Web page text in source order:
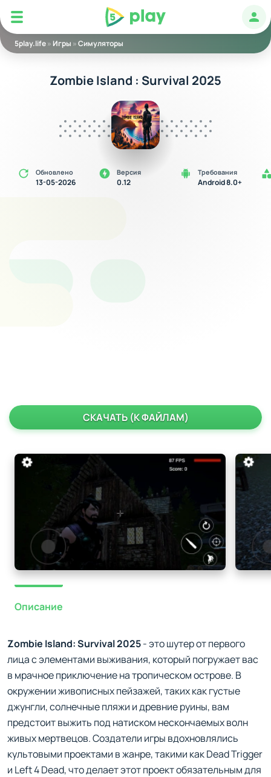
5play
5play.life» Игры »Симуляторы
Zombie Island : Survival 2025
Обновлено
13-05-2026
Версия
0.12
Требования
Android 8.0+
СКАЧАТЬ (К ФАЙЛАМ)
Описание
Zombie Island: Survival 2025- это шутер от первого
лица с элементами выживания, который погружает вас
в мрачное приключение на тропическом острове. В
окружении живописных пейзажей, таких как густые
джунгли, солнечные пляжи и древние руины, вам
предстоит выжить под натиском нескончаемых волн
живых мертвецов. Создатели игры вдохновлялись
культовыми проектами в жанре, такими как Dead Trigger
и Left 4 Dead, что делает этот проект обязательным для